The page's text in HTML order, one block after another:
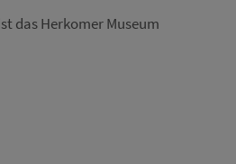
das Herkomer Museum